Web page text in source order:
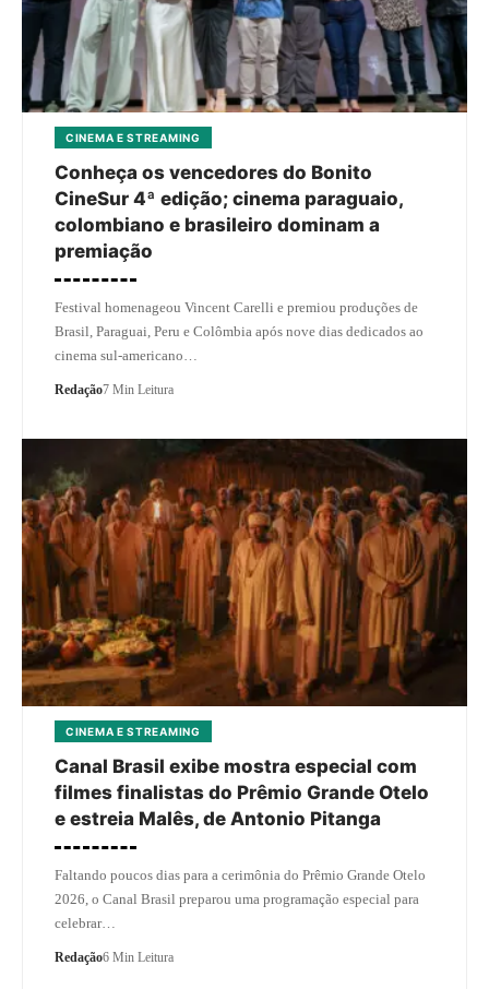
CINEMA E STREAMING
Conheça os vencedores do Bonito
CineSur 4ª edição; cinema paraguaio,
colombiano e brasileiro dominam a
premiação
Festival homenageou Vincent Carelli e premiou produções de
Brasil, Paraguai, Peru e Colômbia após nove dias dedicados ao
cinema sul-americano…
Redação7 Min Leitura
CINEMA E STREAMING
Canal Brasil exibe mostra especial com
filmes finalistas do Prêmio Grande Otelo
e estreia Malês, de Antonio Pitanga
Faltando poucos dias para a cerimônia do Prêmio Grande Otelo
2026, o Canal Brasil preparou uma programação especial para
celebrar…
Redação6 Min Leitura